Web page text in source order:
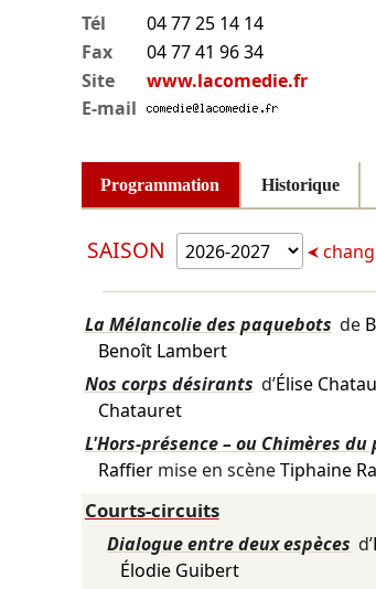
Tél
04 77 25 14 14
Fax
04 77 41 96 34
Site
www.lacomedie.fr
E-mail
Programmation Historique
SAISON
La Mélancolie des paquebots de
Benoît Lambert
Nos corps désirants d’Élise
Chatauret
L'Hors-présence – ou Chimères du
Raffiermise en scèneTiphaine
Courts-circuits
Dialogue entre deux espèces d’
Élodie Guibert